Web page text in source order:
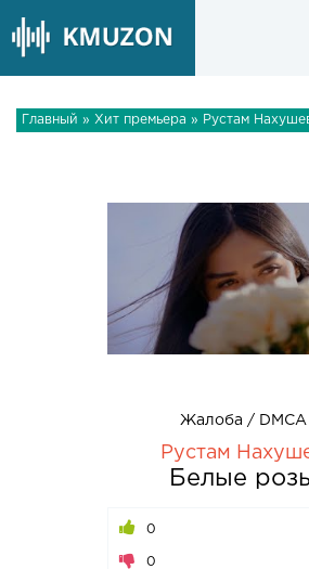
Главный » Хит премьера » Рустам
Жалоба / DMCA
Рустам
Белые
0
0